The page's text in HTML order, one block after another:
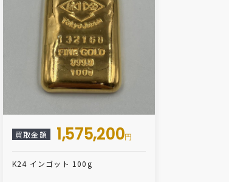
買取金額 1,575,200円
K24 インゴット 100g